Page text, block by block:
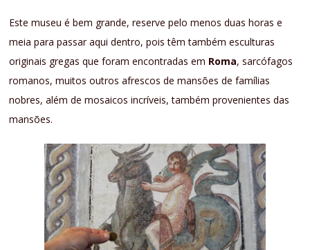
Este museu é bem grande, reserve pelo menos duas horas e
meia para passar aqui dentro, pois têm também esculturas
originais gregas que foram encontradas em Roma, sarcófagos
romanos, muitos outros afrescos de mansões de famílias
nobres, além de mosaicos incríveis, também provenientes das
mansões.